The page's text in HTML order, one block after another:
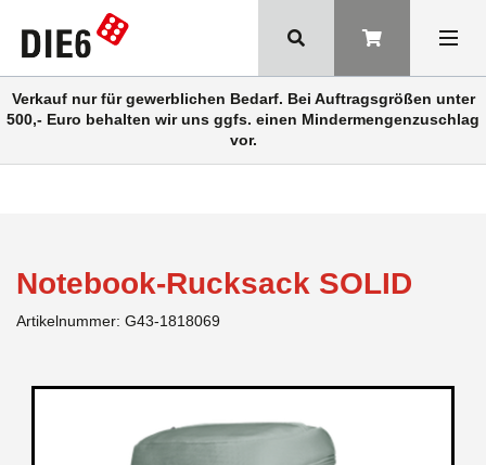
Verkauf nur für gewerblichen Bedarf. Bei Auftragsgrößen unter
500,- Euro behalten wir uns ggfs. einen Mindermengenzuschlag
vor.
Notebook-Rucksack SOLID
Artikelnummer: G43-1818069